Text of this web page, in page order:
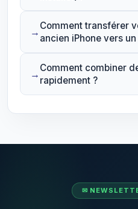
Comment transférer
ancien iPhone vers
Comment combiner
rapidement ?